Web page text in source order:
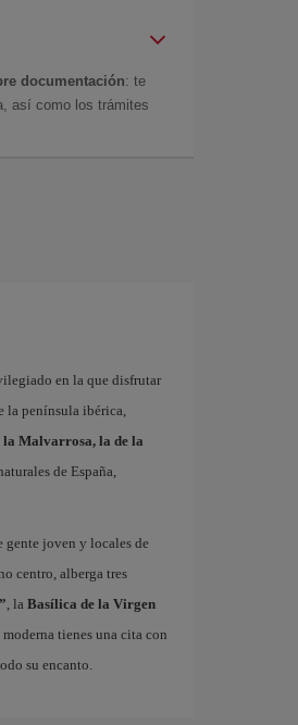
documentación: te
así como los trámites
en la que disfrutar
la península ibérica,
la Malvarrosa, la de la
de España,
gente joven y locales de
centro, alberga tres
, la Basílica de la Virgen
tienes una cita con
su encanto.